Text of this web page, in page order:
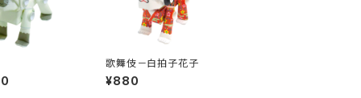
歌舞伎－白拍子花子
¥880